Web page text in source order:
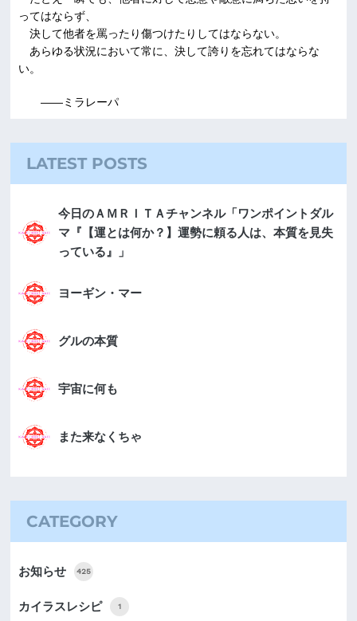
ってはならず、
決して他者を罵ったり傷つけたりしてはならない。
あらゆる状況において常に、決して誇りを忘れてはならな
い。
――ミラレーパ
LATEST POSTS
今日のＡＭＲＩＴＡチャンネル「ワンポイントダル
マ『【運とは何か？】運勢に頼る人は、本質を見失
っている』」
ヨーギン・マー
グルの本質
宇宙に何も
また来なくちゃ
CATEGORY
お知らせ 425
カイラスレシピ 1